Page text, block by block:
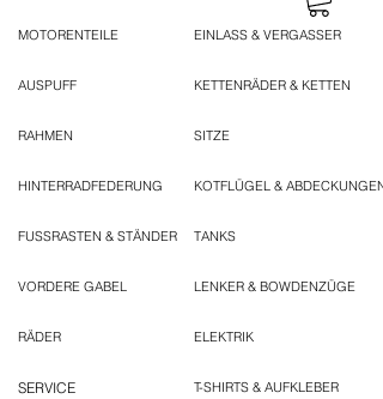
MOTORENTEILE
AUSPUFF
RAHMEN
HINTERRADFEDERUNG
FUSSRASTEN & STÄNDER
VORDERE GABEL
RÄDER
SERVICE
EINLASS & VERGASSER
KETTENRÄDER & KETTEN
SITZE
KOTFLÜGEL & ABDECKUNGEN
TANKS
LENKER & BOWDENZÜGE
ELEKTRIK
T-SHIRTS & AUFKLEBER